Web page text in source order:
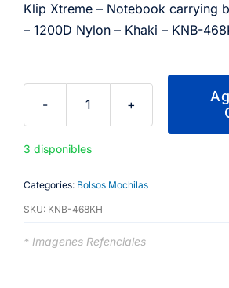
Klip Xtreme – Notebook carrying
– 1200D Nylon – Khaki – KNB-
Klip
-
-
3 disponibles
Categories: Bolsos Mochilas
SKU: KNB-468KH
* Imagenes Refenciales